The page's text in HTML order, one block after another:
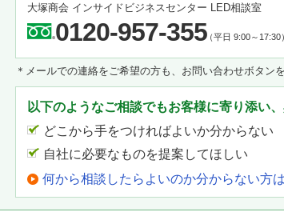
大塚商会 インサイドビジネスセンター LED相談室
0120-957-355（平日 9:00～17:30）
＊メールでの連絡をご希望の方も、お問い合わせボタン
以下のようなご相談でもお客様に寄り添い
どこから手をつければよいか分からない
自社に必要なものを提案してほしい
何から相談したらよいのか分からない方